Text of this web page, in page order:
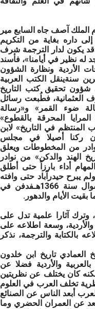
الملك آصف جاه السابع مير
داره بغاية من التكريم
«قد يكون لدار الترجمة شرف
له نظير في أيامنا»، فأسند
الأردية ونظارة الشؤون
سنةينقل الكتب العربية
شؤون تحقيق كتب التاريخ
العثمانية، فطُبعت رسائل
ضوء القمر» و«رسالة
المحرقة بالقطوع»
المنتظم في التاريخ» لابن
ركنا أصيلا في مجلس
من المخطوطات ويعلق
الهند والدكن» من نوادر
أداء بارزاً حتى أطلق
يبرح حيدرآباد حتى وافته
المنية ليلة الخميس لتسع خلون من شوال سنة 1366هـفدفن في
الأيام والدهور.
وترك آثارا علمية تدل على
وسعة اطلاعه على
بالكتابة والترجمة، نذكر
العمادي تاريخ ابن خلدون
والأردية فضلا عن
كان يختلف عن نظريتين
تخلف العرب في العلوم
أبعد الناس عن الصنائع
عن العمران الحضري وما